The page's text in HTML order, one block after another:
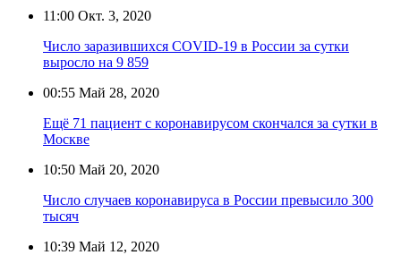
11:00 Окт. 3, 2020
Число заразившихся COVID-19 в России за сутки
выросло на 9 859
00:55 Май 28, 2020
Ещё 71 пациент с коронавирусом скончался за сутки в
Москве
10:50 Май 20, 2020
Число случаев коронавируса в России превысило 300
тысяч
10:39 Май 12, 2020